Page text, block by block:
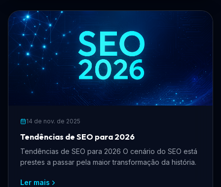
14 de nov. de 2025
Tendências de SEO para 2026
Tendências de SEO para 2026 O cenário do SEO está
prestes a passar pela maior transformação da história.
Ler mais